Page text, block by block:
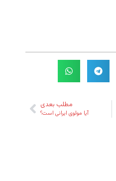
مطلب بعدی
آیا مولوی ایرانی است؟